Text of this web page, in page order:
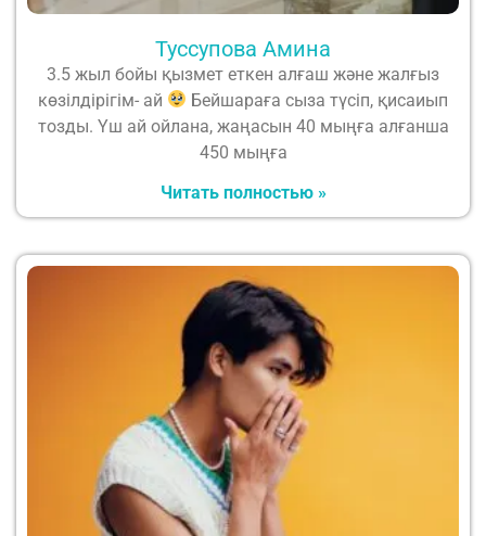
Туссупова Амина
3.5 жыл бойы қызмет еткен алғаш және жалғыз
көзілдірігім- ай
Бейшараға сыза түсіп, қисаиып
тозды. Үш ай ойлана, жаңасын 40 мыңға алғанша
450 мыңға
Читать полностью »